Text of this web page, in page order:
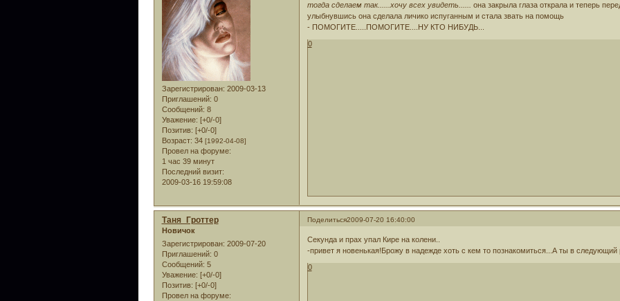
Зарегистрирован: 2009-03-13
Приглашений: 0
Сообщений: 8
Уважение: [+0/-0]
Позитив: [+0/-0]
Возраст: 34 [1992-04-08]
Провел на форуме:
1 час 39 минут
Последний визит:
2009-03-16 19:59:08
тогда сделаем так......хочу всех увидеть......
она закрыла глаза открала и теперь
улыбнувшись она сделала личико испуганным и стала звать на помощь
- ПОМОГИТЕ.....ПОМОГИТЕ....НУ КТО НИБУДЬ...
0
Поделиться2009-07-20 16:40:00
Таня_Гроттер
Новичок
Зарегистрирован: 2009-07-20
Приглашений: 0
Сообщений: 5
Уважение: [+0/-0]
Позитив: [+0/-0]
Провел на форуме:
Секунда и прах упал Кире на колени..
-привет я новенькая!Брожу в надежде хоть с кем то познакомиться...А ты в следующий
0